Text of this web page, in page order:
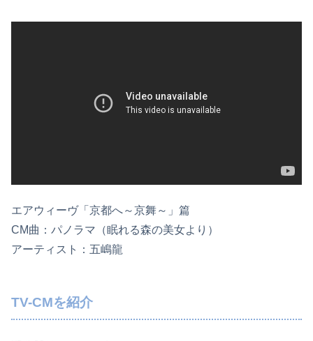
エアウィーヴ「京都へ～京舞～」篇
CM曲：パノラマ（眠れる森の美女より）
アーティスト：五嶋龍
TV-CMを紹介